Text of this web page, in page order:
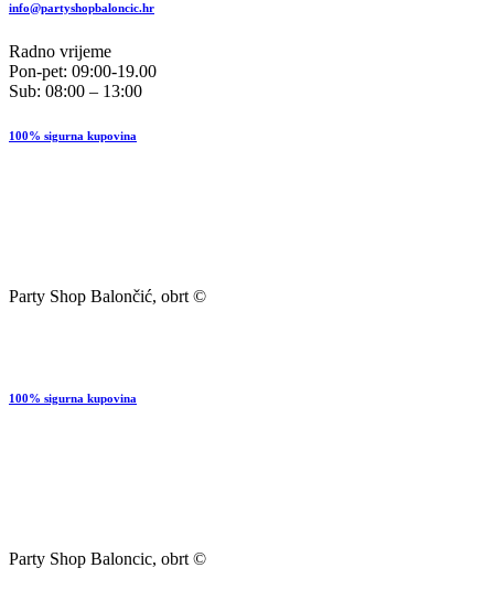
info@partyshopbaloncic.hr
Radno vrijeme
Pon-pet: 09:00-19.00
Sub: 08:00 – 13:00
100% sigurna kupovina
Party Shop Balončić, obrt ©
100% sigurna kupovina
Party Shop Baloncic, obrt ©